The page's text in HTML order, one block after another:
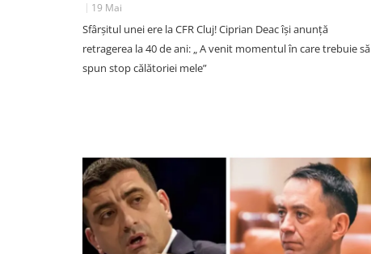
19 Mai
Sfârșitul unei ere la CFR Cluj! Ciprian Deac își anunță
retragerea la 40 de ani: „ A venit momentul în care trebuie să
spun stop călătoriei mele”